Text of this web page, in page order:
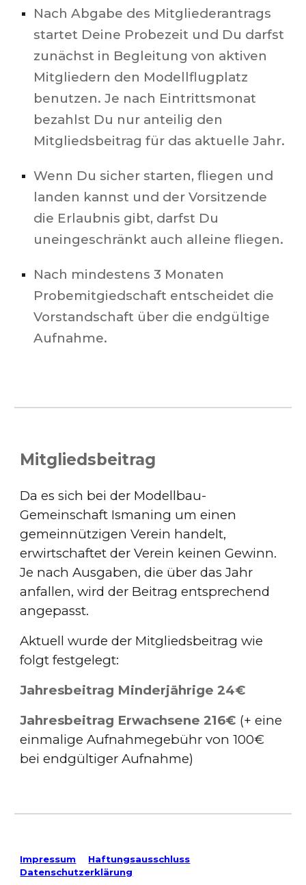
Nach Abgabe des Mitgliederantrags
startet Deine Probezeit und Du darfst
zunächst in Begleitung von aktiven
Mitgliedern den Modellflugplatz
benutzen. Je nach Eintrittsmonat
bezahlst Du nur anteilig den
Mitgliedsbeitrag für das aktuelle Jahr.
Wenn Du sicher starten, fliegen und
landen kannst und der Vorsitzende
die Erlaubnis gibt, darfst Du
uneingeschränkt auch alleine fliegen.
Nach mindestens 3 Monaten
Probemitgiedschaft entscheidet die
Vorstandschaft über die endgültige
Aufnahme.
Mitgliedsbeitrag
Da es sich bei der Modellbau-
Gemeinschaft Ismaning um einen
gemeinnützigen Verein handelt,
erwirtschaftet der Verein keinen Gewinn.
Je nach Ausgaben, die über das Jahr
anfallen, wird der Beitrag entsprechend
angepasst.
Aktuell wurde der Mitgliedsbeitrag wie
folgt festgelegt:
Jahresbeitrag Minderjährige 24€
Jahresbeitrag Erwachsene 216€ (+ eine
einmalige Aufnahmegebühr von 100€
bei endgültiger Aufnahme)
Impressum
Haftungsausschluss
Datenschutzerklärung